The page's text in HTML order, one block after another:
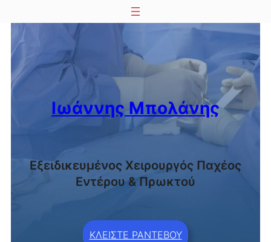
στο
περιεχόμενο
Ιωάννης Μπολάνης
Εξειδικευμένος Χειρουργός Παχέος
Εντέρου & Πρωκτού
ΚΛΕΙΣΤΕ ΡΑΝΤΕΒΟΥ